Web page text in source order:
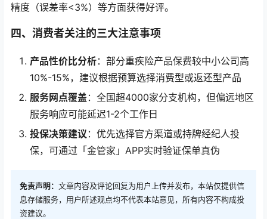
精度（误差率<3%）等方面获得好评。
四、消费者关注的三大注意事项
产品性价比分析：部分重疾险产品保费较中小公司高
10%-15%，建议根据预算选择消费型或返还型产品
服务网点覆盖 ：全国超4000家分支机构，但偏远地区
服务响应可能延迟1-2个工作日
投保决策建议 ：优先选择官方渠道或持牌经纪人投
保，可通过「金管家」APP实时验证保单真伪
免责声明： 文章内容及评论回复为用户上传并发布，本站仅提供信
息存储服务，用户所述观点均不代表本站意见，所有内容不构成投
资建议。